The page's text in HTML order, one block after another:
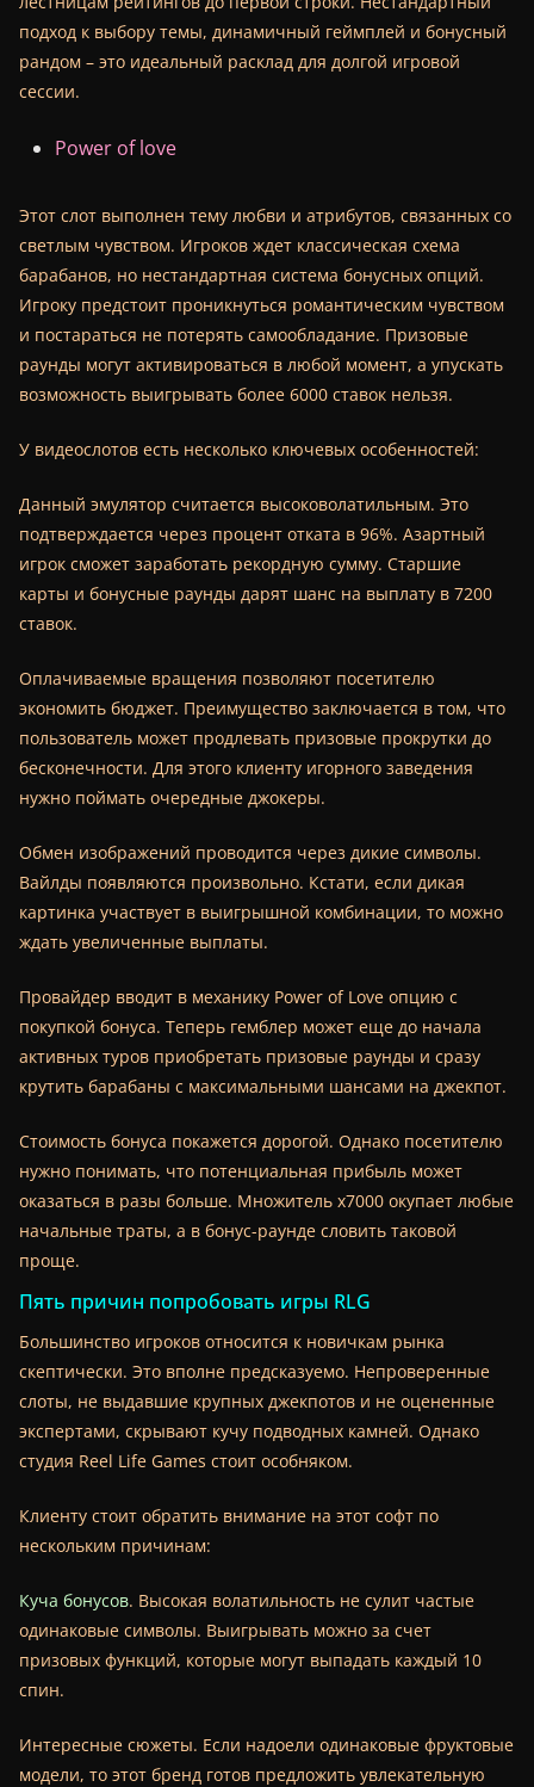
подход к выбору темы, динамичный геймплей и бонусный
рандом – это идеальный расклад для долгой игровой
сессии.
Power of love
Этот слот выполнен тему любви и атрибутов, связанных со
светлым чувством. Игроков ждет классическая схема
барабанов, но нестандартная система бонусных опций.
Игроку предстоит проникнуться романтическим чувством
и постараться не потерять самообладание. Призовые
раунды могут активироваться в любой момент, а упускать
возможность выигрывать более 6000 ставок нельзя.
У видеослотов есть несколько ключевых особенностей:
Данный эмулятор считается высоковолатильным. Это
подтверждается через процент отката в 96%. Азартный
игрок сможет заработать рекордную сумму. Старшие
карты и бонусные раунды дарят шанс на выплату в 7200
ставок.
Оплачиваемые вращения позволяют посетителю
экономить бюджет. Преимущество заключается в том, что
пользователь может продлевать призовые прокрутки до
бесконечности. Для этого клиенту игорного заведения
нужно поймать очередные джокеры.
Обмен изображений проводится через дикие символы.
Вайлды появляются произвольно. Кстати, если дикая
картинка участвует в выигрышной комбинации, то можно
ждать увеличенные выплаты.
Провайдер вводит в механику Power of Love опцию с
покупкой бонуса. Теперь гемблер может еще до начала
активных туров приобретать призовые раунды и сразу
крутить барабаны с максимальными шансами на джекпот.
Стоимость бонуса покажется дорогой. Однако посетителю
нужно понимать, что потенциальная прибыль может
оказаться в разы больше. Множитель х7000 окупает любые
начальные траты, а в бонус-раунде словить таковой
проще.
Пять причин попробовать игры RLG
Большинство игроков относится к новичкам рынка
скептически. Это вполне предсказуемо. Непроверенные
слоты, не выдавшие крупных джекпотов и не оцененные
экспертами, скрывают кучу подводных камней. Однако
студия Reel Life Games стоит особняком.
Клиенту стоит обратить внимание на этот софт по
нескольким причинам:
Куча бонусов. Высокая волатильность не сулит частые
одинаковые символы. Выигрывать можно за счет
призовых функций, которые могут выпадать каждый 10
спин.
Интересные сюжеты. Если надоели одинаковые фруктовые
модели, то этот бренд готов предложить увлекательную